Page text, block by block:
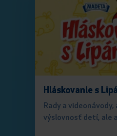
Hláskovanie s
Rady a
výslovnosť detí, ale